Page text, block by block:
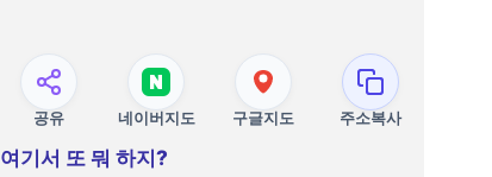
공유 네이버지도 구글지도 주소복사
여기서 또 뭐 하지?